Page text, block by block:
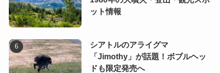
ット情報
シアトルのアライグマ
「Jimothy」が話題！ボブルヘッ
ドも限定発売へ